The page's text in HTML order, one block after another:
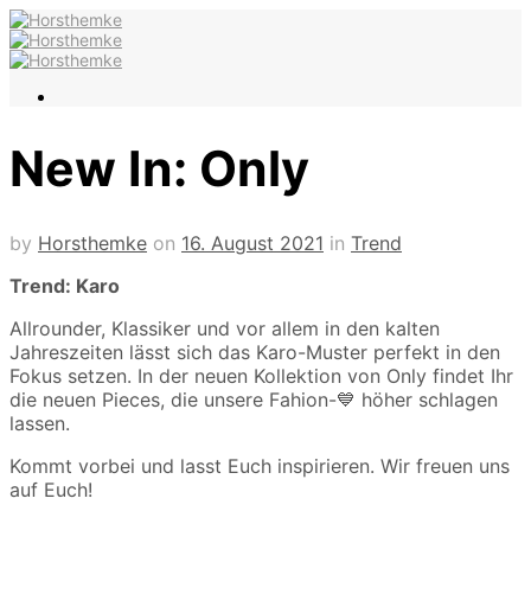
New In: Only
by Horsthemke on 16. August 2021 in Trend
Trend: Karo
Allrounder, Klassiker und vor allem in den kalten
Jahreszeiten lässt sich das Karo-Muster perfekt in den
Fokus setzen. In der neuen Kollektion von Only findet Ihr
die neuen Pieces, die unsere Fahion-💙 höher schlagen
lassen.
Kommt vorbei und lasst Euch inspirieren. Wir freuen uns
auf Euch!